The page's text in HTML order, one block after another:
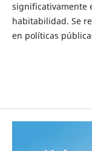
significativamente
habitabilidad. Se
en políticas